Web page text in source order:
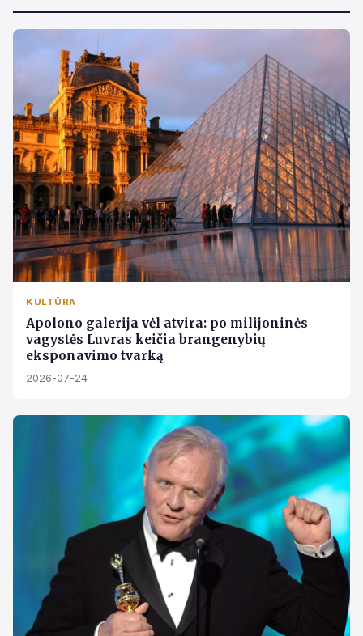
KULTŪRA
Apolono galerija vėl atvira: po milijoninės
vagystės Luvras keičia brangenybių
eksponavimo tvarką
2026-07-24